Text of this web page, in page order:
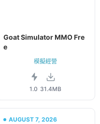
Goat Simulator MMO Fre
e
模擬經營
1.0 31.4MB
AUGUST 7, 2026